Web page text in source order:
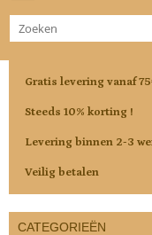
Gratis levering vanaf
Steeds 10% korting !
Levering binnen 2-3
Veilig betalen
CATEGORIEËN